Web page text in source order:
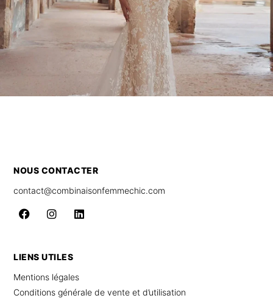
NOUS CONTACTER
contact@combinaisonfemmechic.com
LIENS UTILES
Mentions légales
Conditions générale de vente et d’utilisation